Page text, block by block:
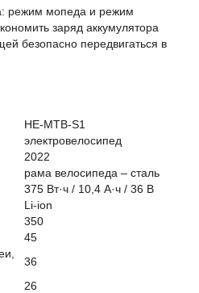
режим мопеда и режим
заряд аккумулятора
безопасно передвигаться в
HE-MTB-S1
электровелосипед
2022
рама велосипеда – сталь
375 Вт·ч / 10,4 А·ч / 36 В
Li-ion
350
45
36
26